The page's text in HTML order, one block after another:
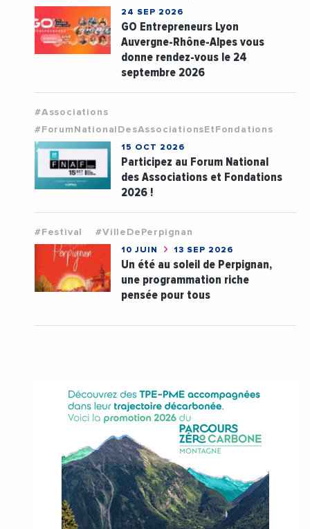
24 SEP 2026
GO Entrepreneurs Lyon
Auvergne-Rhône-Alpes vous
donne rendez-vous le 24
septembre 2026
#Associations
#ForumNationalDesAssociationsEtFondations
15 OCT 2026
Participez au Forum National
des Associations et Fondations
2026 !
#Festival #VilleDePerpignan
10 JUIN 13 SEP 2026
Un été au soleil de Perpignan,
une programmation riche
pensée pour tous